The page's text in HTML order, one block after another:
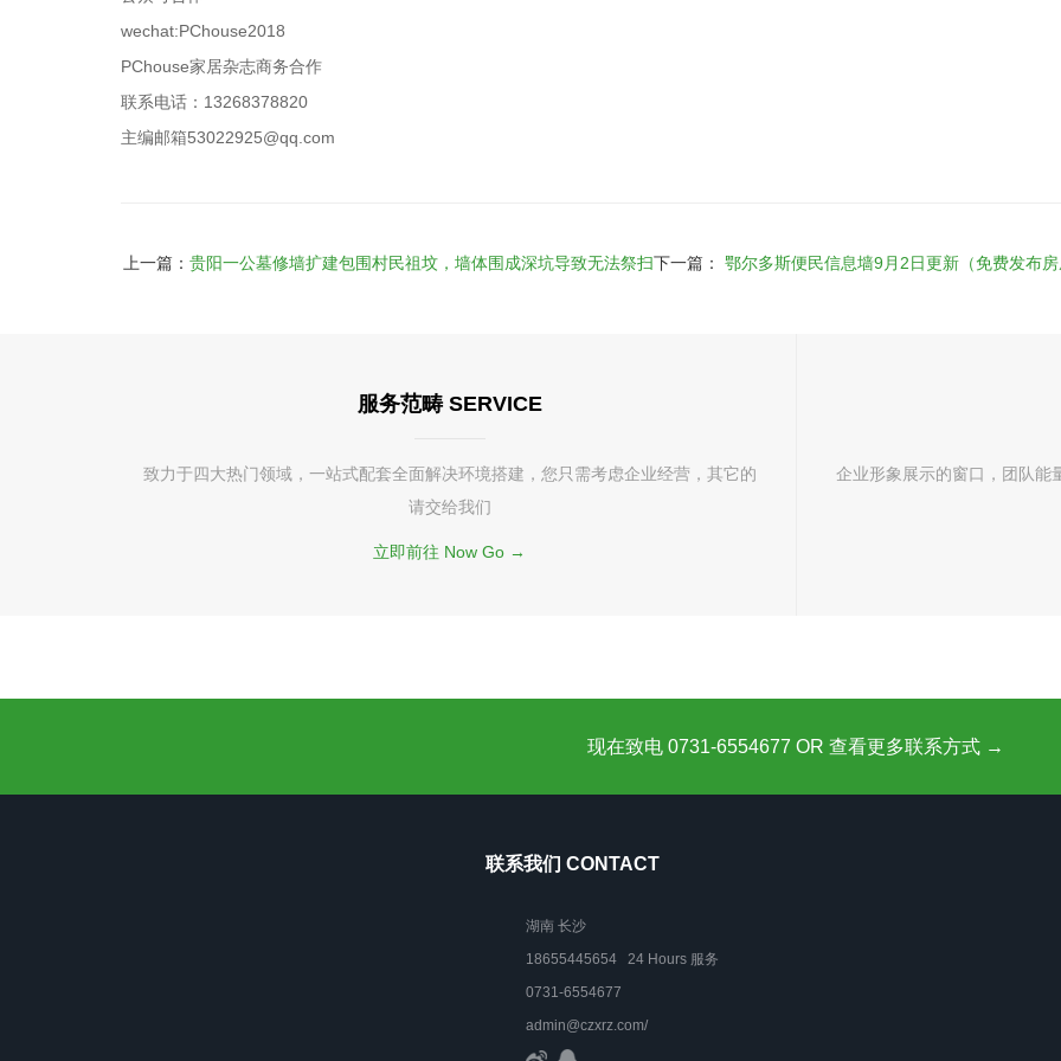
wechat:PChouse2018
PChouse家居杂志商务合作
联系电话：13268378820
主编邮箱53022925@qq.com
上一篇： 贵阳一公墓修墙扩建包围村民祖坟，墙体围成深坑导致无法祭扫下一篇： 鄂尔多斯便民信息墙9月2日更新（免费发布
服务范畴 SERVICE
致力于四大热门领域，一站式配套全面解决环境搭建，您只需考虑企业经营，其它的
请交给我们
立即前往 Now Go →
企业形象展示的窗口，团队能
现在致电 0731-6554677 OR 查看更多联系方式 →
联系我们 CONTACT
湖南 长沙
18655445654 24 Hours 服务
0731-6554677
admin@czxrz.com/